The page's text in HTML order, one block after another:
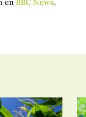
en BBC News.